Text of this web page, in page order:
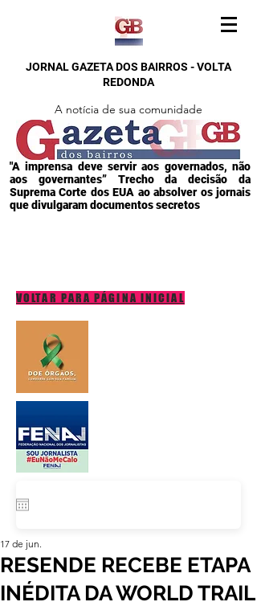
JORNAL GAZETA DOS BAIRROS - VOLTA
REDONDA
A notícia de sua comunidade
"A imprensa deve servir aos governados, não
aos governantes” Trecho da decisão da
Suprema Corte dos EUA ao absolver os jornais
que divulgaram documentos secretos
VOLTAR PARA PÁGINA INICIAL
RESENDE RECEBE ETAPA
INÉDITA DA WORLD TRAIL
17 de jun.